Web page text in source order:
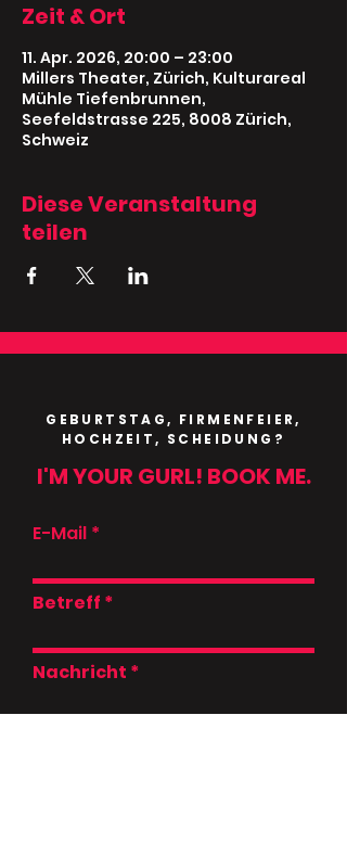
Zeit & Ort
11. Apr. 2026, 20:00 – 23:00
Millers Theater, Zürich, Kulturareal
Mühle Tiefenbrunnen,
Seefeldstrasse 225, 8008 Zürich,
Schweiz
Diese Veranstaltung
teilen
GEBURTSTAG, FIRMENFEIER,
HOCHZEIT, SCHEIDUNG?
I'M YOUR GURL! BOOK ME.
E-Mail
Betreff
Nachricht